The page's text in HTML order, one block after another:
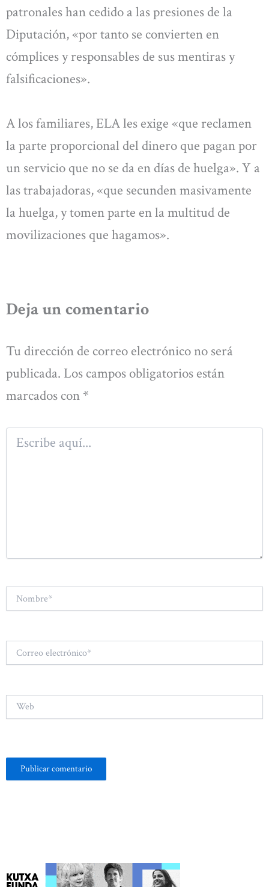
patronales han cedido a las presiones de la
Diputación, «por tanto se convierten en
cómplices y responsables de sus mentiras y
falsificaciones».
A los familiares, ELA les exige «que reclamen
la parte proporcional del dinero que pagan por
un servicio que no se da en días de huelga». Y a
las trabajadoras, «que secunden masivamente
la huelga, y tomen parte en la multitud de
movilizaciones que hagamos».
Deja un comentario
Tu dirección de correo electrónico no será
publicada. Los campos obligatorios están
marcados con *
Escribe
aquí...
electrónico*
Web